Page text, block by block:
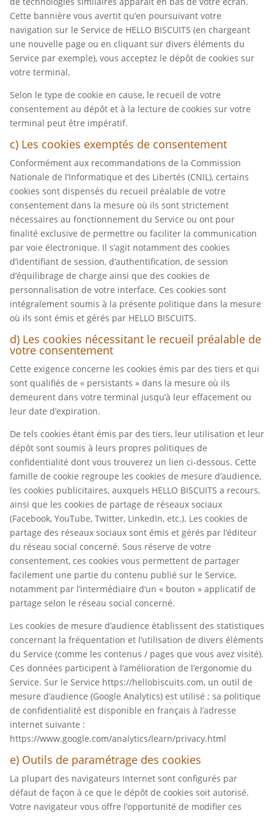
Cette bannière vous avertit qu’en poursuivant votre
navigation sur le Service de HELLO BISCUITS (en chargeant
une nouvelle page ou en cliquant sur divers éléments du
Service par exemple), vous acceptez le dépôt de cookies sur
votre terminal.
Selon le type de cookie en cause, le recueil de votre
consentement au dépôt et à la lecture de cookies sur votre
terminal peut être impératif.
c) Les cookies exemptés de consentement
Conformément aux recommandations de la Commission
Nationale de l’Informatique et des Libertés (CNIL), certains
cookies sont dispensés du recueil préalable de votre
consentement dans la mesure où ils sont strictement
nécessaires au fonctionnement du Service ou ont pour
finalité exclusive de permettre ou faciliter la communication
par voie électronique. Il s’agit notamment des cookies
d’identifiant de session, d’authentification, de session
d’équilibrage de charge ainsi que des cookies de
personnalisation de votre interface. Ces cookies sont
intégralement soumis à la présente politique dans la mesure
où ils sont émis et gérés par HELLO BISCUITS.
d) Les cookies nécessitant le recueil préalable de
votre consentement
Cette exigence concerne les cookies émis par des tiers et qui
sont qualifiés de « persistants » dans la mesure où ils
demeurent dans votre terminal jusqu’à leur effacement ou
leur date d’expiration.
De tels cookies étant émis par des tiers, leur utilisation et leur
dépôt sont soumis à leurs propres politiques de
confidentialité dont vous trouverez un lien ci-dessous. Cette
famille de cookie regroupe les cookies de mesure d’audience,
les cookies publicitaires, auxquels HELLO BISCUITS a recours,
ainsi que les cookies de partage de réseaux sociaux
(Facebook, YouTube, Twitter, LinkedIn, etc.). Les cookies de
partage des réseaux sociaux sont émis et gérés par l’éditeur
du réseau social concerné. Sous réserve de votre
consentement, ces cookies vous permettent de partager
facilement une partie du contenu publié sur le Service,
notamment par l’intermédiaire d’un « bouton » applicatif de
partage selon le réseau social concerné.
Les cookies de mesure d’audience établissent des statistiques
concernant la fréquentation et l’utilisation de divers éléments
du Service (comme les contenus / pages que vous avez visité).
Ces données participent à l’amélioration de l’ergonomie du
Service. Sur le Service https://hellobiscuits.com, un outil de
mesure d’audience (Google Analytics) est utilisé ; sa politique
de confidentialité est disponible en français à l’adresse
internet suivante :
https://www.google.com/analytics/learn/privacy.html
e) Outils de paramétrage des cookies
La plupart des navigateurs Internet sont configurés par
défaut de façon à ce que le dépôt de cookies soit autorisé.
Votre navigateur vous offre l’opportunité de modifier ces